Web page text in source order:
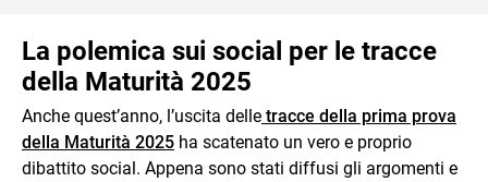
La polemica sui social per le tracce
della Maturità 2025
Anche quest’anno, l’uscita delle tracce della prima prova
della Maturità 2025 ha scatenato un vero e proprio
dibattito social. Appena sono stati diffusi gli argomenti e